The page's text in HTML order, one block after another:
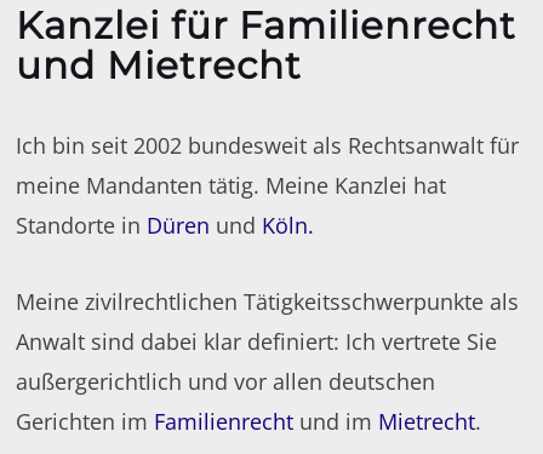
Kanzlei für Familienrecht
und Mietrecht
Ich bin seit 2002 bundesweit als Rechtsanwalt für
meine Mandanten tätig. Meine Kanzlei hat
Standorte in Düren und Köln.
Meine zivilrechtlichen Tätigkeitsschwerpunkte als
Anwalt sind dabei klar definiert: Ich vertrete Sie
außergerichtlich und vor allen deutschen
Gerichten im Familienrecht und im Mietrecht.